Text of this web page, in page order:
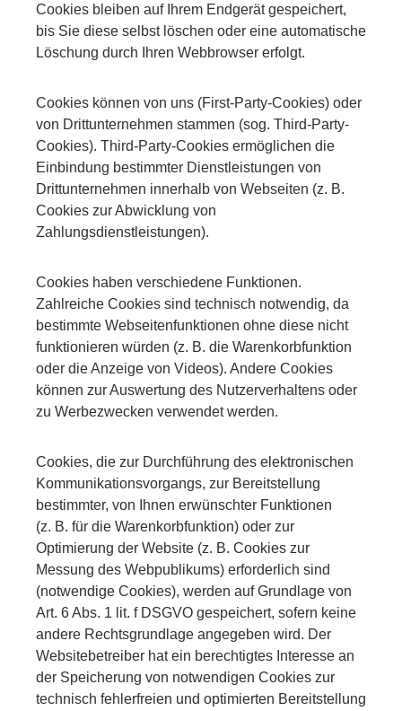
Cookies bleiben auf Ihrem Endgerät gespeichert,
bis Sie diese selbst löschen oder eine automatische
Löschung durch Ihren Webbrowser erfolgt.
Cookies können von uns (First-Party-Cookies) oder
von Drittunternehmen stammen (sog. Third-Party-
Cookies). Third-Party-Cookies ermöglichen die
Einbindung bestimmter Dienstleistungen von
Drittunternehmen innerhalb von Webseiten (z. B.
Cookies zur Abwicklung von
Zahlungsdienstleistungen).
Cookies haben verschiedene Funktionen.
Zahlreiche Cookies sind technisch notwendig, da
bestimmte Webseitenfunktionen ohne diese nicht
funktionieren würden (z. B. die Warenkorbfunktion
oder die Anzeige von Videos). Andere Cookies
können zur Auswertung des Nutzerverhaltens oder
zu Werbezwecken verwendet werden.
Cookies, die zur Durchführung des elektronischen
Kommunikationsvorgangs, zur Bereitstellung
bestimmter, von Ihnen erwünschter Funktionen
(z. B. für die Warenkorbfunktion) oder zur
Optimierung der Website (z. B. Cookies zur
Messung des Webpublikums) erforderlich sind
(notwendige Cookies), werden auf Grundlage von
Art. 6 Abs. 1 lit. f DSGVO gespeichert, sofern keine
andere Rechtsgrundlage angegeben wird. Der
Websitebetreiber hat ein berechtigtes Interesse an
der Speicherung von notwendigen Cookies zur
technisch fehlerfreien und optimierten Bereitstellung